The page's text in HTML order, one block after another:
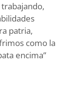
patria,
como la
encima”